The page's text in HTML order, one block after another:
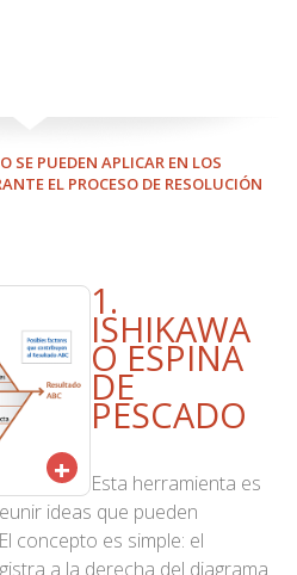
SE PUEDEN APLICAR EN LOS
EL PROCESO DE RESOLUCIÓN
+
1.
ISHIKAWA
O ESPINA
DE
PESCADO
Esta herramienta es
ideas que pueden
concepto es simple: el
a la derecha del diagrama